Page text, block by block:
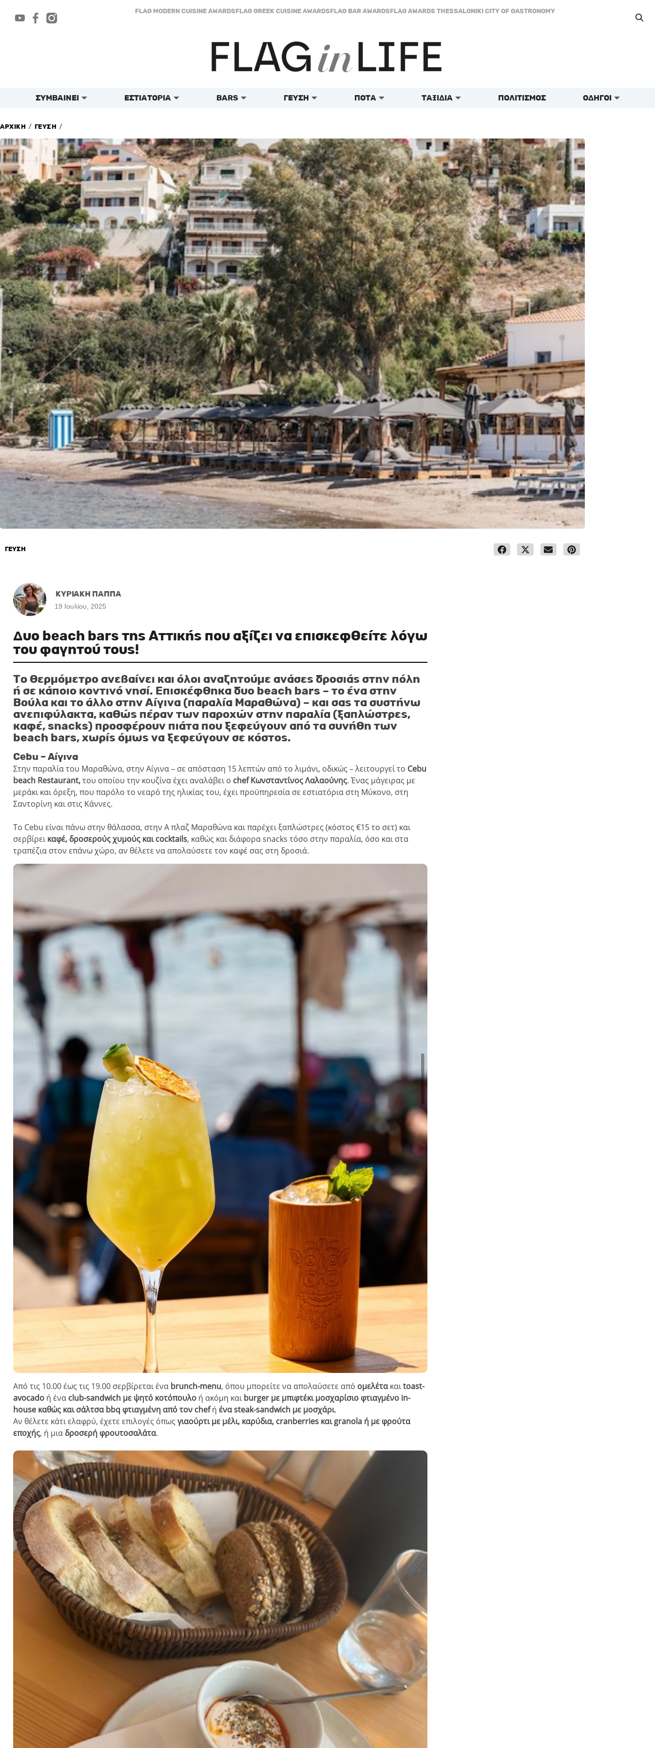
FLAG MODERN CUISINE AWARDSFLAG GREEK CUISINE AWARDSFLAG BAR AWARDSFLAG AWARDS THESSALONIKI CITY OF GASTRONOMY
ΣΥΜΒΑΙΝΕΙ ΕΣΤΙΑΤΟΡΙΑ BARS ΓΕΥΣΗ ΠΟΤΑ ΤΑΞΙΔΙΑ ΠΟΛΙΤΙΣΜΟΣ ΟΔΗΓΟΙ
ΑΡΧΙΚΗ / ΓΕΥΣΗ /
ΓΕΥΣΗ
ΚΥΡΙΑΚΗ ΠΑΠΠΑ
19 Ιουλίου, 2025
Δυο beach bars της Αττικής που αξίζει να επισκεφθείτε λόγω
του φαγητού τους!
Το θερμόμετρο ανεβαίνει και όλοι αναζητούμε ανάσες δροσιάς στην πόλη
ή σε κάποιο κοντινό νησί. Επισκέφθηκα δυο beach bars – το ένα στην
Βούλα και το άλλο στην Αίγινα (παραλία Μαραθώνα) – και σας τα συστήνω
ανεπιφύλακτα, καθώς πέραν των παροχών στην παραλία (ξαπλώστρες,
καφέ, snacks) προσφέρουν πιάτα που ξεφεύγουν από τα συνήθη των
beach bars, χωρίς όμως να ξεφεύγουν σε κόστος.
Cebu – Αίγινα
Στην παραλία του Μαραθώνα, στην Αίγινα – σε απόσταση 15 λεπτών από το λιμάνι, οδικώς – λειτουργεί το Cebu
beach Restaurant,του οποίου την κουζίνα έχει αναλάβει ο chef Κωνσταντίνος Λαλαούνης. Ένας μάγειρας με
μεράκι και όρεξη, που παρόλο το νεαρό της ηλικίας του, έχει προϋπηρεσία σε εστιατόρια στη Μύκονο, στη
Σαντορίνη και στις Κάννες.
Το Cebu είναι πάνω στην θάλασσα, στην Α πλαζ Μαραθώνα και παρέχει ξαπλώστρες (κόστος €15 το σετ) και
σερβίρει καφέ, δροσερούς χυμούς και cocktails, καθώς και διάφορα snacks τόσο στην παραλία, όσο και στα
τραπέζια στον επάνω χώρο, αν θέλετε να απολαύσετε τον καφέ σας στη δροσιά.
Από τις 10.00 έως τις 19.00 σερβίρεται ένα brunch-menu, όπου μπορείτε να απολαύσετε από ομελέτακαιtoast-
avocadoή ένα club-sandwich με ψητό κοτόπουλοή ακόμη και burger με μπιφτέκι μοσχαρίσιο φτιαγμένο in-
house καθώς και σάλτσα bbq φτιαγμένη από τον chefή ένα steak-sandwich με μοσχάρι.
Αν θέλετε κάτι ελαφρύ, έχετε επιλογές όπως γιαούρτι με μέλι, καρύδια, cranberries και granola ή με φρούτα
εποχής, ή μια δροσερή φρουτοσαλάτα.